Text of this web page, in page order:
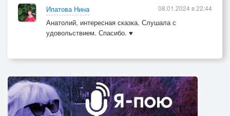
IV СЕРИЯ
Гад Кондрат стал депутатом,
Стал помощником Петрусь.
Ипатова Нина
Анатолий, интересная сказка. Слушала с
удовольствием. Спасибо. ♥
08.01.2024 в 22:44